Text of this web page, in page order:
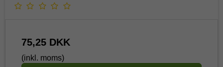
75,25 DKK
(inkl. moms)